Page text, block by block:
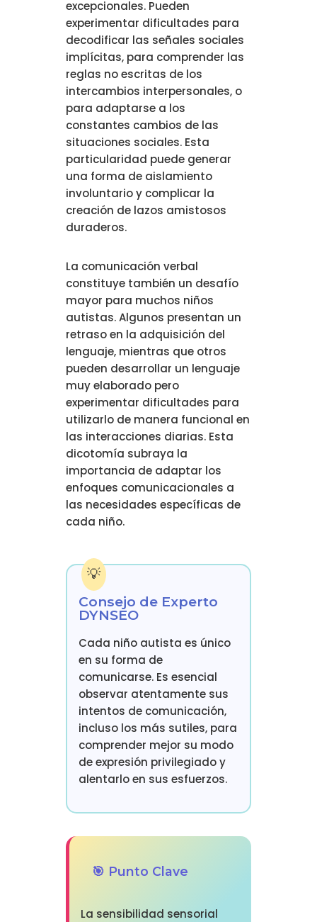
excepcionales. Pueden
experimentar dificultades para
decodificar las señales sociales
implícitas, para comprender las
reglas no escritas de los
intercambios interpersonales, o
para adaptarse a los
constantes cambios de las
situaciones sociales. Esta
particularidad puede generar
una forma de aislamiento
involuntario y complicar la
creación de lazos amistosos
duraderos.
La comunicación verbal
constituye también un desafío
mayor para muchos niños
autistas. Algunos presentan un
retraso en la adquisición del
lenguaje, mientras que otros
pueden desarrollar un lenguaje
muy elaborado pero
experimentar dificultades para
utilizarlo de manera funcional en
las interacciones diarias. Esta
dicotomía subraya la
importancia de adaptar los
enfoques comunicacionales a
las necesidades específicas de
cada niño.
Consejo de Experto
DYNSEO
Cada niño autista es único
en su forma de
comunicarse. Es esencial
observar atentamente sus
intentos de comunicación,
incluso los más sutiles, para
comprender mejor su modo
de expresión privilegiado y
alentarlo en sus esfuerzos.
🎯 Punto Clave
La sensibilidad sensorial